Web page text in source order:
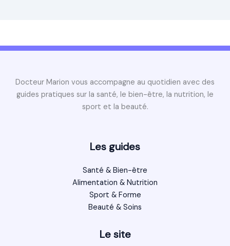
Docteur Marion vous accompagne au quotidien avec des
guides pratiques sur la santé, le bien-être, la nutrition, le
sport et la beauté.
Les guides
Santé & Bien-être
Alimentation & Nutrition
Sport & Forme
Beauté & Soins
Le site